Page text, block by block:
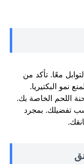
معًا. تأكد من
نمو البكتيريا.
اللحم الخاصة بك.
تفضيلك. بمجرد